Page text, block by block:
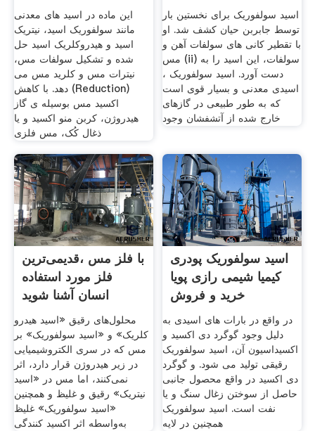
این ماده در اسید های معدنی
مانند سولفوریک اسید، نیتریک
اسید و هیدروکلریک اسید حل
شده و تشکیل سولفات مس،
نیترات مس و کلرید مس می
دهد. با کاهش (Reduction)
اکسید مس بوسیله ی گاز
هیدروژن، کربن منو اکسید و یا
ذغال کُک، مس فلزی
اسید سولفوریک برای نخستین بار
توسط جابربن حیان کشف شد. او
با تقطیر کانی های سولفات آهن و
مس (ii) سولفات، این اسید را به
دست آورد. اسید سولفوریک ،
اسیدی معدنی و بسیار قوی است
که به طور طبیعی در گازهای
خارج شده از آتشفشان وجود
با فلز مس ،قدیمی‌ترین
فلز مورد استفاده
انسان آشنا شوید
محلول‌های رقیق «اسید هیدرو
کلریک» و «اسید سولفوریک» بر
مس که در سری الکتروشیمیایی
در زیر هیدروژن قرار دارد، اثر
نمی‌کنند، اما مس در «اسید
نیتریک» رقیق و غلیظ و همچنین
«اسید سولفوریک» غلیظ
به‌واسطه اثر اکسید کنندگی
اسید سولفوریک پودری
کیمیا شیمی رازی پویا
خرید و فروش
در واقع در بارات های اسیدی به
دلیل وجود گوگرد دی اکسید و
اکسیداسیون آن، اسید سولفوریک
رقیقی تولید می شود. و گوگرد
دی اکسید در واقع محصول جانبی
حاصل از سوختن زغال سنگ و یا
نفت است. اسید سولفوریک
همچنین در لایه